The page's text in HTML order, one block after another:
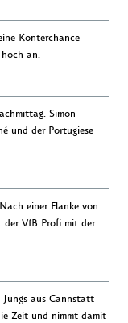
Konterchance
hoch an.
Simon
und der Portugiese
einer Flanke von
der VfB Profi mit der
Jungs aus Cannstatt
Zeit und nimmt damit